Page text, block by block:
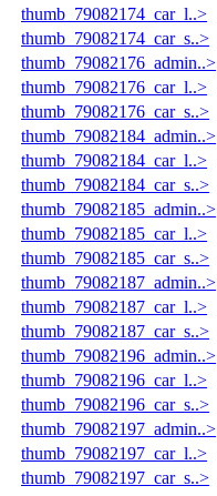
thumb_79082174_car_l..>
thumb_79082174_car_s..>
thumb_79082176_admin..>
thumb_79082176_car_l..>
thumb_79082176_car_s..>
thumb_79082184_admin..>
thumb_79082184_car_l..>
thumb_79082184_car_s..>
thumb_79082185_admin..>
thumb_79082185_car_l..>
thumb_79082185_car_s..>
thumb_79082187_admin..>
thumb_79082187_car_l..>
thumb_79082187_car_s..>
thumb_79082196_admin..>
thumb_79082196_car_l..>
thumb_79082196_car_s..>
thumb_79082197_admin..>
thumb_79082197_car_l..>
thumb_79082197_car_s..>